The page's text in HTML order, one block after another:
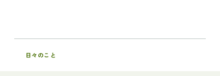
日々のこと